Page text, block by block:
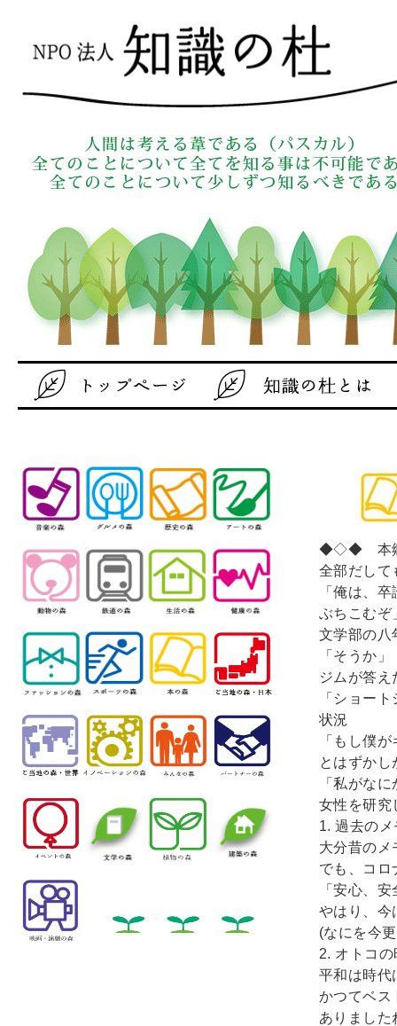
◆◇◆ 本郷
全部だして
「俺は、
ぶちこむぞ
文学部の八
「そうか」
ジムが答え
「ショー
状況
「もし僕
とはずか
「私がな
女性を研究
1. 過去の
大分昔のメ
でも、コロ
「安心、
やはり、今
(なにを今
2. オトコ
平和は時代
かつてベス
ありました